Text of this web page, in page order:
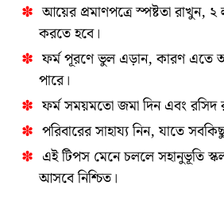
আয়ের প্রমাণপত্রে স্পষ্টতা রাখুন, ২
করতে হবে।
ফর্ম পূরণে ভুল এড়ান, কারণ এতে
পারে।
ফর্ম সময়মতো জমা দিন এবং রসিদ
পরিবারের সাহায্য নিন, যাতে
এই টিপস মেনে চললে সহানুভূতি
আসবে নিশ্চিত।